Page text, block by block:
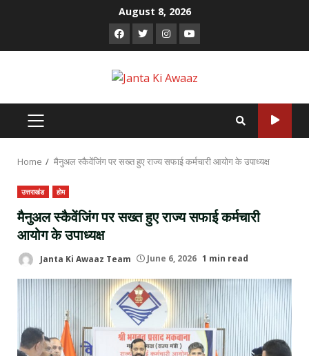
August 8, 2026
Facebook
TwitterInstagram
Youtube
PRIMARY
MENU
Home मैनुअल स्कैवेंजिंग पर सख्त हुए राज्य सफाई कर्मचारी आयोग के उपाध्यक्ष
उत्तराखंड होम
मैनुअल स्कैवेंजिंग पर सख्त हुए राज्य सफाई कर्मचारी
आयोग के उपाध्यक्ष
Janta Ki Awaaz Team June 6, 2026 1 min read